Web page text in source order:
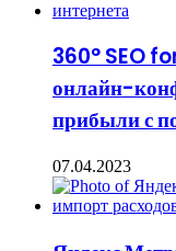
360° SEO
онлайн-
прибыли с
07.04.2023